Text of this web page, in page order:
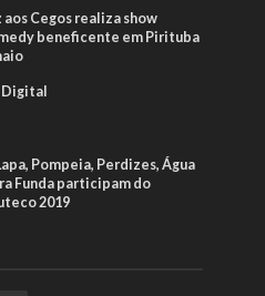
aos Cegos realiza show
beneficente em Pirituba
Digital
Pompeia, Perdizes, Água
Funda participam do
2019